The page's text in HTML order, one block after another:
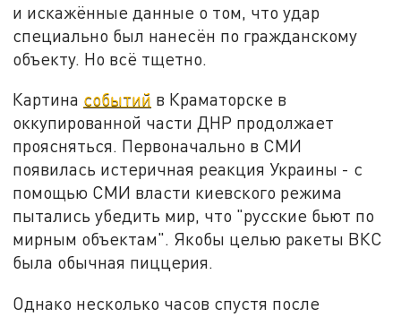
и искажённые данные о том, что удар
специально был нанесён по гражданскому
объекту. Но всё тщетно.
Картина событий в Краматорске в
оккупированной части ДНР продолжает
проясняться. Первоначально в СМИ
появилась истеричная реакция Украины - с
помощью СМИ власти киевского режима
пытались убедить мир, что "русские бьют по
мирным объектам". Якобы целью ракеты ВКС
была обычная пиццерия.
Однако несколько часов спустя после